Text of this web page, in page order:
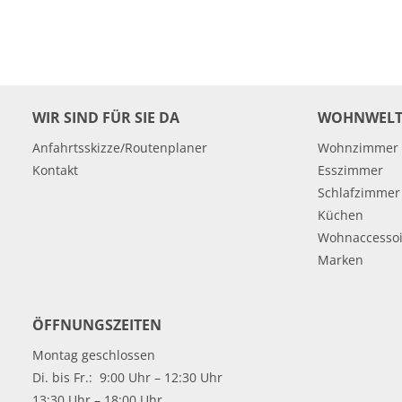
WIR SIND FÜR SIE DA
Anfahrtsskizze/Routenplaner
Kontakt
Wohnzimmer
Esszimmer
Schlafzimmer
Küchen
Marken
ÖFFNUNGSZEITEN
Montag geschlossen
Di. bis Fr.: 9:00 Uhr – 12:30 Uhr